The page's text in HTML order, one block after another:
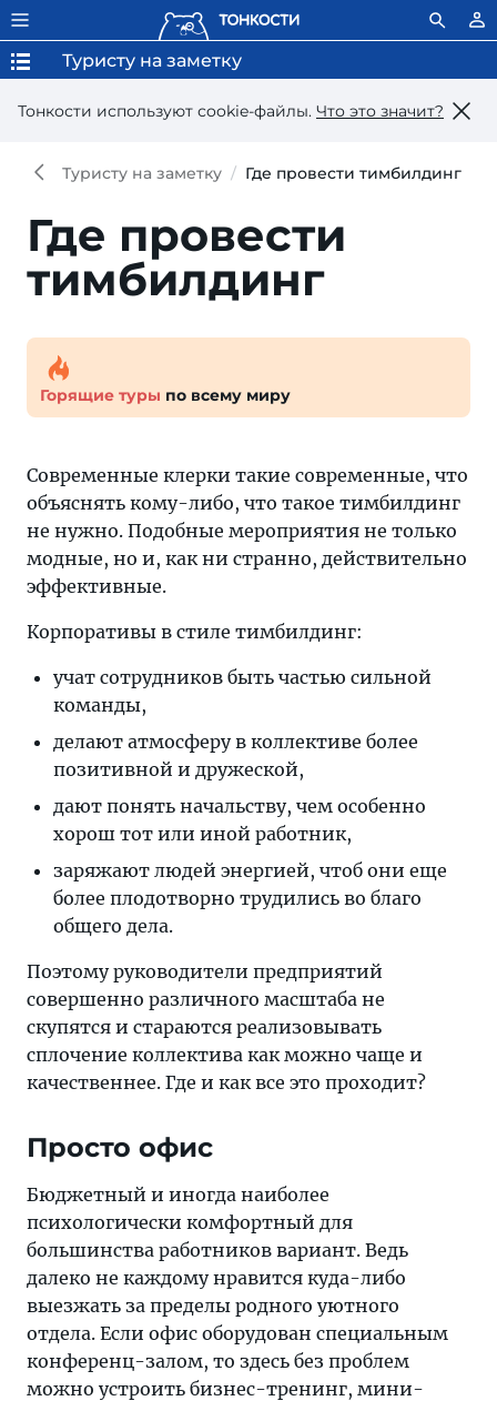
Тонкости используют сookie-файлы. Что это значит?
Туристу на заметку
Туристу на заметку Где провести тимбилдинг
Где провести
тимбилдинг
Горящие туры по всему миру
Современные клерки такие современные, что
объяснять кому-либо, что такое тимбилдинг
не нужно. Подобные мероприятия не только
модные, но и, как ни странно, действительно
эффективные.
Корпоративы в стиле тимбилдинг:
учат сотрудников быть частью сильной
команды,
делают атмосферу в коллективе более
позитивной и дружеской,
дают понять начальству, чем особенно
хорош тот или иной работник,
заряжают людей энергией, чтоб они еще
более плодотворно трудились во благо
общего дела.
Поэтому руководители предприятий
совершенно различного масштаба не
скупятся и стараются реализовывать
сплочение коллектива как можно чаще и
качественнее. Где и как все это проходит?
Просто офис
Бюджетный и иногда наиболее
психологически комфортный для
большинства работников вариант. Ведь
далеко не каждому нравится куда-либо
выезжать за пределы родного уютного
отдела. Если офис оборудован специальным
конференц-залом, то здесь без проблем
можно устроить бизнес-тренинг, мини-